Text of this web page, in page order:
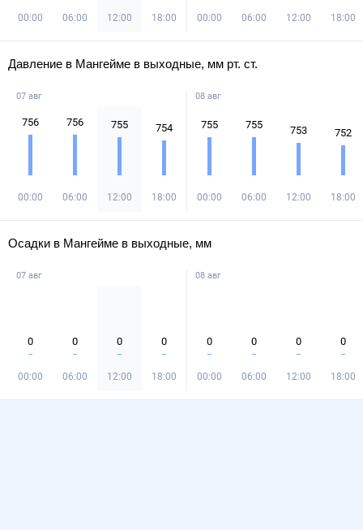
00:00 06:00 12:00 18:00 00:00 06:00 12:00 18:00
Давление в Мангейме в выходные, мм рт. ст.
07 авг
756
00:00
756
06:00
755
12:00
754
18:00
08 авг
755
00:00
755
06:00
753
12:00
752
18:00
Осадки в Мангейме в выходные, мм
07 авг
0
00:00
0
06:00
0
12:00
0
18:00
08 авг
0
00:00
0
06:00
0
12:00
0
18:00